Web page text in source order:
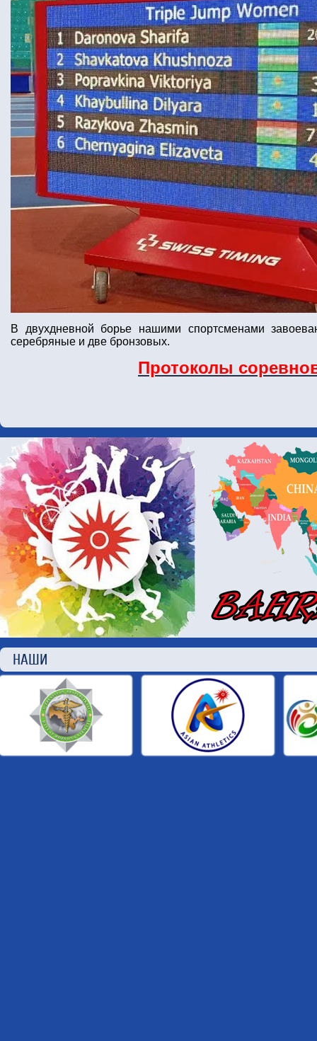
В двухдневной борье нашими спортсменами
серебряные и две бронзовых.
Протоколы
НАШИ